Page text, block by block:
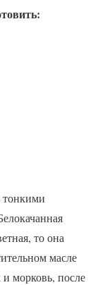
тонкими
то она
масле
и морковь, после